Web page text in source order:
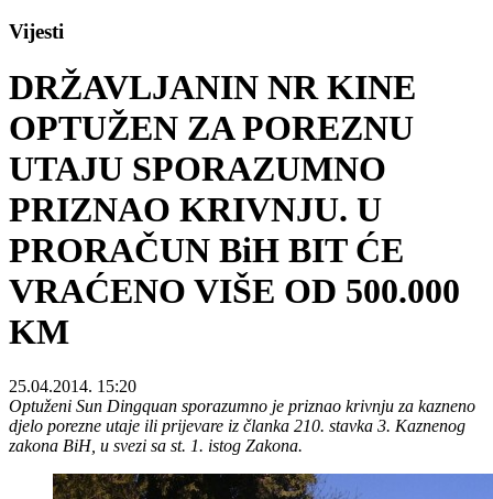
Vijesti
DRŽAVLJANIN NR KINE
OPTUŽEN ZA POREZNU
UTAJU SPORAZUMNO
PRIZNAO KRIVNJU. U
PRORAČUN BiH BIT ĆE
VRAĆENO VIŠE OD 500.000
KM
25.04.2014. 15:20
Optuženi Sun Dingquan sporazumno je priznao krivnju za kazneno
djelo porezne utaje ili prijevare iz članka 210. stavka 3. Kaznenog
zakona BiH, u svezi sa st. 1. istog Zakona.